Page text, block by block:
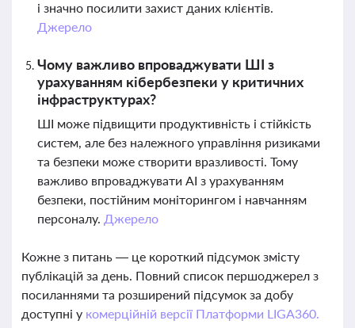
і значно посилити захист даних клієнтів.
Джерело
Чому важливо впроваджувати ШІ з
урахуванням кібербезпеки у критичних
інфраструктурах?
ШІ може підвищити продуктивність і стійкість
систем, але без належного управління ризиками
та безпеки може створити вразливості. Тому
важливо впроваджувати AI з урахуванням
безпеки, постійним моніторингом і навчанням
персоналу. Джерело
Кожне з питань — це короткий підсумок змісту
публікацій за день. Повний список першоджерел з
посиланнями та розширений підсумок за добу
доступні у комерційній версії Платформи LIGA360.